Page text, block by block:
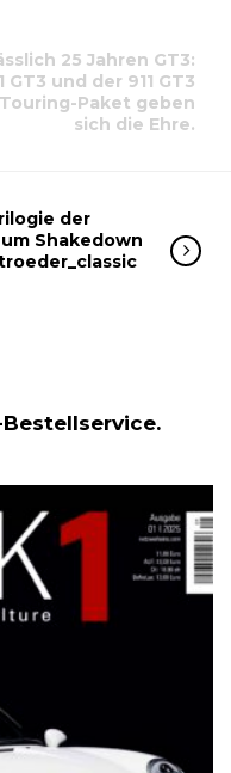
25 Jahren GT3:
und der 911 GT3
Paket geben
sich die Ehre.
der
Shakedown